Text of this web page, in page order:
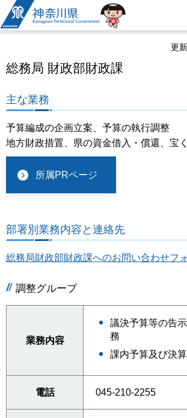
神奈川県
更
総務局 財政部財政課
主な業務
予算編成の企画立案、予算の執行調整
地方財政措置、県の資金借入・償還、宝
所属PRページ
部署別業務内容と連絡先
総務局財政部財政課へのお問い合わせフ
調整グループ
業務内容
議決予算等の告
務
課内予算及び決算
電話 045-210-2255